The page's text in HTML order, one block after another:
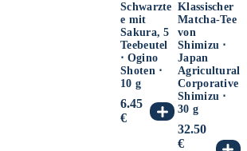
Schwarzte
e mit
Sakura, 5
Teebeutel
⋅ Ogino
Shoten ⋅
10 g
Normaler
Preis
6.45
€
Klassischer
Matcha-Tee
von
Shimizu ⋅
Japan
Agricultural
Corporative
Shimizu ⋅
30 g
Normaler
Preis
32.50
€